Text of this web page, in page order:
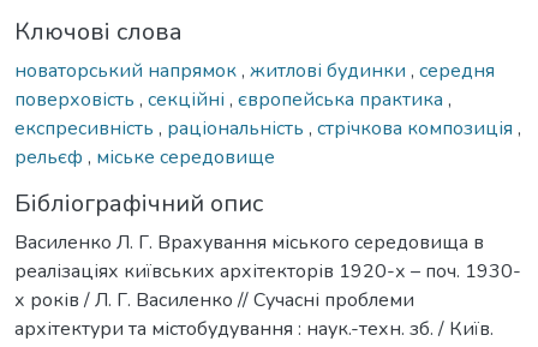
Ключові слова
новаторський напрямок, житлові будинки , середня
поверховість , секційні , європейська практика ,
експресивність , раціональність , стрічкова композиція ,
рельєф , міське середовище
Бібліографічний опис
Василенко Л. Г. Врахування міського середовища в
реалізаціях київських архітекторів 1920-х – поч. 1930-
х років / Л. Г. Василенко // Сучасні проблеми
архітектури та містобудування : наук.-техн. зб. / Київ.